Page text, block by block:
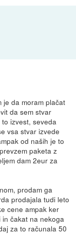
je da moram plačat
da sem stvar
izvest, seveda
vsa stvar izvede
od naših je to
paketa z
dam 2eur za
prodam ga
prodajala tudi leto
cene ampak ker
čakat na nekoga
za to računala 50